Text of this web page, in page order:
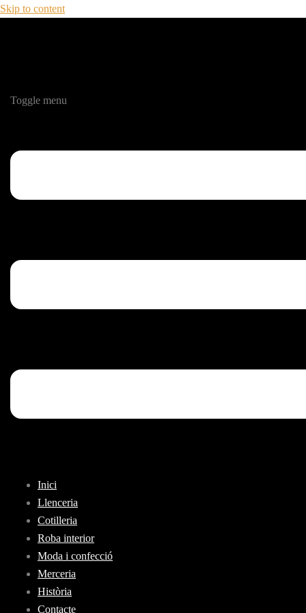
Skip to content
Toggle menu
Inici
Llenceria
Cotilleria
Roba interior
Moda i confecció
Merceria
Història
Contacte